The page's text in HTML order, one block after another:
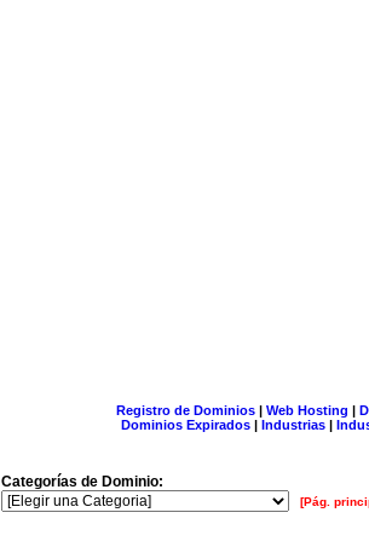
Registro de Dominios| Web Hosting |
Dominios Expirados | Industrias |
Categorías de Dominio:
[Pág.